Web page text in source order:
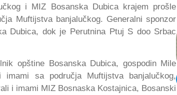
i MIZ Bosanska Dubica krajem prošle
Muftijstva banjalučkog. Generalni sponzor
Dubica, dok je Perutnina Ptuj S doo Srbac
opštine Bosanska Dubica, gospodin Mile
sa područja Muftijstva banjalučkog,
i imami MIZ Bosnaska Kostajnica, Bosanski